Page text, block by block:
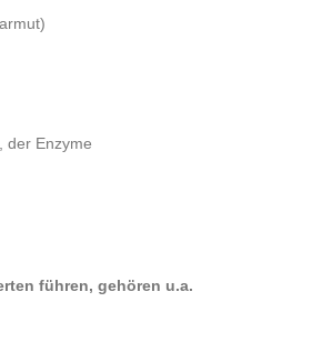
der Enzyme
führen, gehören u.a.